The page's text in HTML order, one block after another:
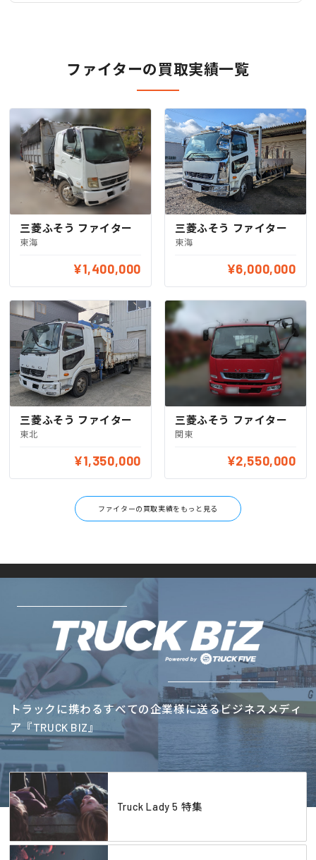
ファイターの買取実績一覧
三菱ふそう ファイター
東海
¥1,400,000
三菱ふそう ファイター
東海
¥6,000,000
三菱ふそう ファイター
東北
¥1,350,000
三菱ふそう ファイター
関東
¥2,550,000
ファイターの買取実績をもっと見る
トラックに携わるすべての企業様に送るビジネスメディ
ア『TRUCK BIZ』
Truck Lady 5 特集